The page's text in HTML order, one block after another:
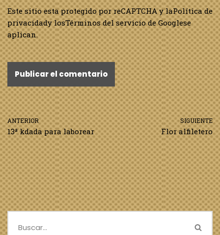
Este sitio esta protegido por reCAPTCHA y laPolítica de
privacidady losTérminos del servicio de Googlese
aplican.
ANTERIOR
13ª kdada para laborear
SIGUIENTE
Flor alfiletero